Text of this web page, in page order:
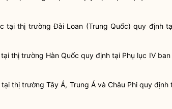
tại thị trường Đài Loan (Trung Quốc) quy định
thị trường Hàn Quốc quy định tại Phụ lục IV
thị trường Tây Á, Trung Á và Châu Phi quy định